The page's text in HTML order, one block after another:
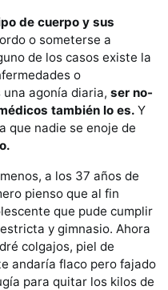
de cuerpo y sus
o someterse a
de los casos existe la
o
agonía diaria, ser no-
también lo es. Y
que nadie se enoje de
a los 37 años de
pienso que al fin
que pude cumplir
y gimnasio. Ahora
colgajos, piel de
andaría flaco pero fajado
para quitar los kilos de